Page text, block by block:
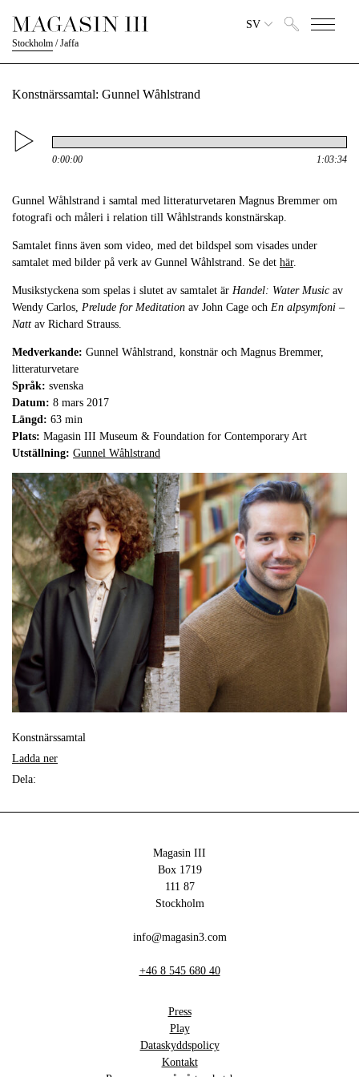
Stockholm /Jaffa
SV
Konstnärssamtal: Gunnel Wåhlstrand
0:00:00 1:03:34
Gunnel Wåhlstrand i samtal med litteraturvetaren Magnus Bremmer om
fotografi och måleri i relation till Wåhlstrands konstnärskap.
Samtalet finns även som video, med det bildspel som visades under
samtalet med bilder på verk av Gunnel Wåhlstrand. Se det här.
Musikstyckena som spelas i slutet av samtalet är Handel: Water Music av
Wendy Carlos, Prelude for Meditation av John Cage och En alpsymfoni –
Natt av Richard Strauss.
Medverkande: Gunnel Wåhlstrand, konstnär och Magnus Bremmer,
litteraturvetare
Språk: svenska
Datum: 8 mars 2017
Längd: 63 min
Plats: Magasin III Museum & Foundation for Contemporary Art
Utställning: Gunnel Wåhlstrand
Konstnärssamtal
Ladda ner
Dela:
Magasin III
Box 1719
111 87
Stockholm
info@magasin3.com
+46 8 545 680 40
Press
Play
Dataskyddspolicy
Kontakt